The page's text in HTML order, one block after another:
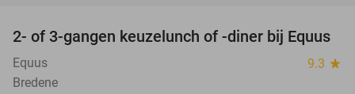
34%
2- of 3-gangen keuzelunch of -diner bij Equus
Equus 9.3 star
Bredene